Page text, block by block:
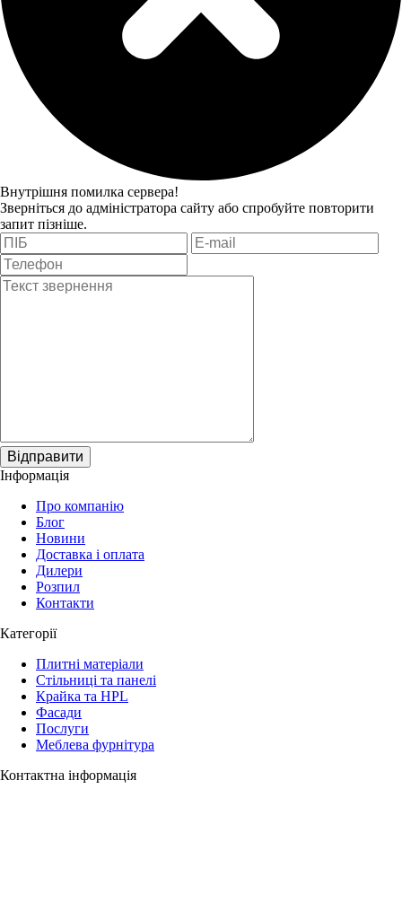
Внутрішня помилка сервера!
Зверніться до адміністратора сайту або спробуйте повторити
запит пізніше.
Відправити
Інформація
Про компанію
Блог
Новини
Доставка і оплата
Дилери
Розпил
Контакти
Категорії
Плитні матеріали
Стільниці та панелі
Крайка та HPL
Фасади
Послуги
Меблева фурнітура
Контактна інформація